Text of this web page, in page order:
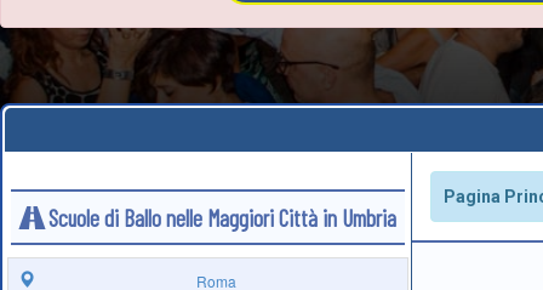
Scuole di Ballo nelle Maggiori Città in Umbria
Roma
Pagina